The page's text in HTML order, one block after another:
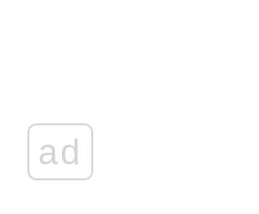
ad